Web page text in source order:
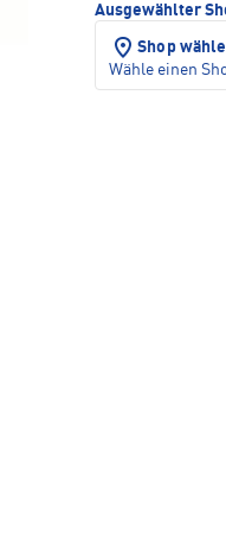
Ausgewählter
Shop
Wähle einen